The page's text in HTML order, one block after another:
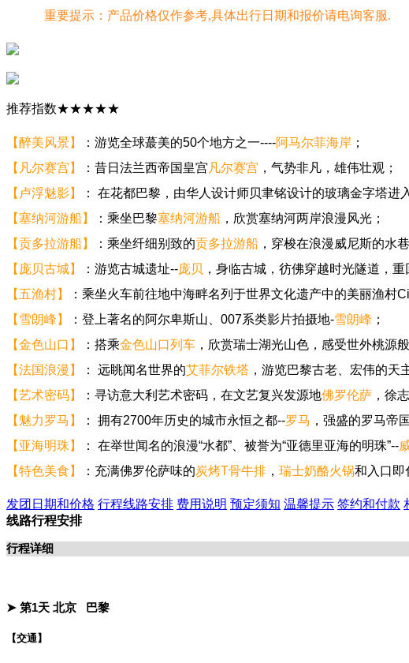
重要提示：产品价格仅作参考,具体出行日期和报价请电询客服.
推荐指数★★★★★
【醉美风景】 ：游览全球蕞美的50个地方之一----阿马尔菲海岸 ；
【凡尔赛宫】
：昔日法兰西帝国皇宫 凡尔赛宫 ，气势非凡，雄伟壮观；
【卢浮魅影】
： 在花都巴黎，由华人设计师贝聿铭设计的玻璃金字塔进
【塞纳河游船】
：乘坐巴黎塞纳河游船 ，欣赏塞纳河两岸浪漫风光；
【贡多拉游船】
：乘坐纤细别致的贡多拉游船 ，穿梭在浪漫威尼斯的水巷
【庞贝古城】
：游览古城遗址--庞贝 ，身临古城，彷佛穿越时光隧道，重
【五渔村】
：乘坐火车前往地中海畔名列于世界文化遗产中的美丽渔村
【雪朗峰】
：登上著名的阿尔卑斯山、007系类影片拍摄地-雪朗峰 ；
【金色山口】
：搭乘金色山口列车 ，欣赏瑞士湖光山色，感受世外桃源
【法国浪漫】
： 远眺闻名世界的艾菲尔铁塔 ，游览巴黎古老、宏伟的天
【艺术密码】
：寻访意大利艺术密码，在文艺复兴发源地佛罗伦萨 ，徐
【魅力罗马】
： 拥有2700年历史的城市永恒之都--罗马 ，强盛的罗马帝
【亚海明珠】
： 在举世闻名的浪漫“水都”、被誉为“亚德里亚海的明珠”--
【特色美食】
：充满佛罗伦萨味的炭烤T骨牛排 ， 瑞士奶酪火锅和入口即
发团日期和价格 行程线路安排 费用说明 预定须知 温馨提示 签约和付款
线路行程安排
行程详细
➤ 第1天 北京 巴黎
【交通】